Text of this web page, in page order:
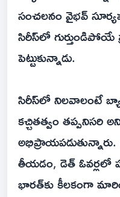
సంచలనం వైభవ్‌
సిరీస్‌లో గుర్తుండిపోయే
పెట్టుకున్నాడు.
సిరీస్‌లో నిలవాలంటే
కచ్చితత్వం తప్పనిసరి
తీయడం, డెత్‌ ఓవర్లలో
భారత్‌కు కీలకంగా